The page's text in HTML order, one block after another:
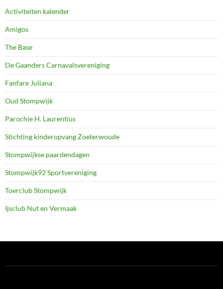
Activiteiten kalender
Amigos
The Base
De Gaanders Carnavalsvereniging
Fanfare Juliana
Oud Stompwijk
Parochie H. Laurentius
Stichting kinderopvang Zoeterwoude
Stompwijkse paardendagen
Stompwijk92 Sportvereniging
Toerclub Stompwijk
Ijsclub Nut en Vermaak